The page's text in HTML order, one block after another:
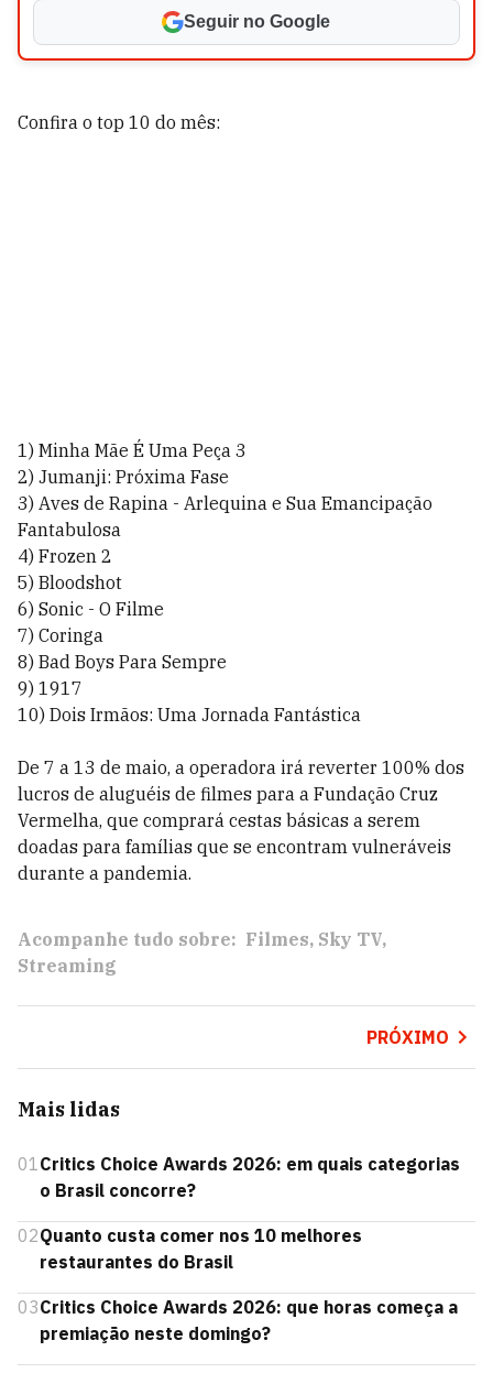
Seguir no Google
Confira o top 10 do mês:
1) Minha Mãe É Uma Peça 3
2) Jumanji: Próxima Fase
3) Aves de Rapina - Arlequina e Sua Emancipação
Fantabulosa
4) Frozen 2
5) Bloodshot
6) Sonic - O Filme
7) Coringa
8) Bad Boys Para Sempre
9) 1917
10) Dois Irmãos: Uma Jornada Fantástica
De 7 a 13 de maio, a operadora irá reverter 100% dos
lucros de aluguéis de filmes para a Fundação Cruz
Vermelha, que comprará cestas básicas a serem
doadas para famílias que se encontram vulneráveis
durante a pandemia.
Acompanhe tudo sobre: Filmes Sky TV
Streaming
PRÓXIMO
Mais lidas
01Critics Choice Awards 2026: em quais categorias
o Brasil concorre?
02Quanto custa comer nos 10 melhores
restaurantes do Brasil
03Critics Choice Awards 2026: que horas começa a
premiação neste domingo?